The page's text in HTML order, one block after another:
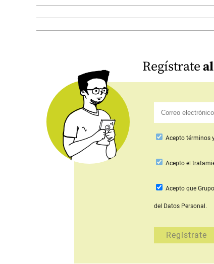
Regístrate
Acepto términos
Aceptoel
Acepto que
del Datos Personal.